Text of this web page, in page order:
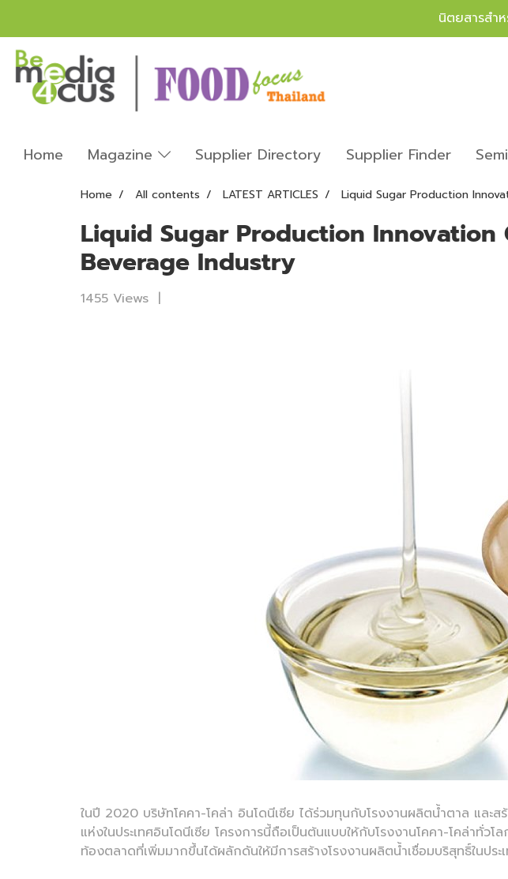
นิตยสารสำ
Home Magazine Supplier Directory Supplier Finder
Home All contents LATEST ARTICLES Liquid Sugar Production
Liquid Sugar Production
Beverage Industry
1455 Views |
ในปี 2020 บริษัทโคคา-โคล่า อินโดนีเซีย ได้ร่วมทุนกับโรงงานผลิตน้ำตาล และ
แห่งในประเทศอินโดนีเซีย โครงการนี้ถือเป็นต้นแบบให้กับโรงงานโคคา-โคล่าทั่วโ
ท้องตลาดที่เพิ่มมากขึ้นได้ผลักดันให้มีการสร้างโรงงานผลิตน้ำเชื่อมบริสุทธิ์ใน